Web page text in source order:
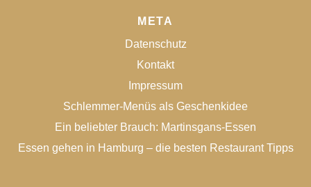
META
Datenschutz
Kontakt
Impressum
Schlemmer-Menüs als Geschenkidee
Ein beliebter Brauch: Martinsgans-Essen
Essen gehen in Hamburg – die besten Restaurant Tipps